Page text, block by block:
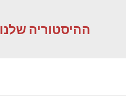
ההיסטוריה שלנו